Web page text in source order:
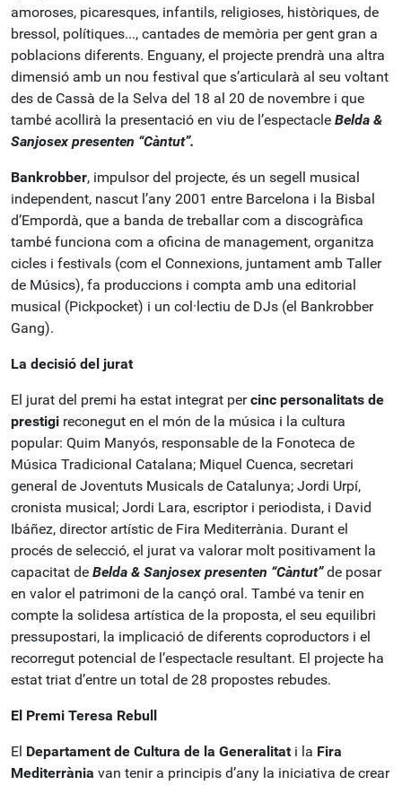
amoroses, picaresques, infantils, religioses, històriques, de
bressol, polítiques..., cantades de memòria per gent gran a
poblacions diferents. Enguany, el projecte prendrà una altra
dimensió amb un nou festival que s’articularà al seu voltant
des de Cassà de la Selva del 18 al 20 de novembre i que
també acollirà la presentació en viu de l’espectacle Belda &
Sanjosex presenten “Càntut”.
Bankrobber, impulsor del projecte, és un segell musical
independent, nascut l’any 2001 entre Barcelona i la Bisbal
d’Empordà, que a banda de treballar com a discogràfica
també funciona com a oficina de management, organitza
cicles i festivals (com el Connexions, juntament amb Taller
de Músics), fa produccions i compta amb una editorial
musical (Pickpocket) i un col·lectiu de DJs (el Bankrobber
Gang).
La decisió del jurat
El jurat del premi ha estat integrat percinc personalitats de
prestigi reconegut en el món de la música i la cultura
popular: Quim Manyós, responsable de la Fonoteca de
Música Tradicional Catalana; Miquel Cuenca, secretari
general de Joventuts Musicals de Catalunya; Jordi Urpí,
cronista musical; Jordi Lara, escriptor i periodista, i David
Ibáñez, director artístic de Fira Mediterrània. Durant el
procés de selecció, el jurat va valorar molt positivament la
capacitat de Belda & Sanjosex presenten “Càntut”de posar
en valor el patrimoni de la cançó oral. També va tenir en
compte la solidesa artística de la proposta, el seu equilibri
pressupostari, la implicació de diferents coproductors i el
recorregut potencial de l’espectacle resultant. El projecte ha
estat triat d’entre un total de 28 propostes rebudes.
El Premi Teresa Rebull
El Departament de Cultura de la Generalitat i la Fira
Mediterrània van tenir a principis d’any la iniciativa de crear